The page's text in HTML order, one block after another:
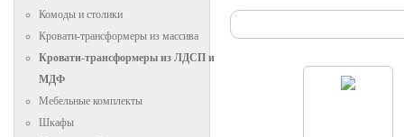
Комоды и столики
Кровати-трансформеры из массива
Кровати-трансформеры из ЛДСП и
МДФ
Мебельные комплекты
Шкафы